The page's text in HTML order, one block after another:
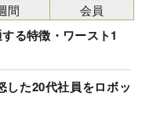
る特徴・ワースト1
した20代社員をロボッ
間 会員